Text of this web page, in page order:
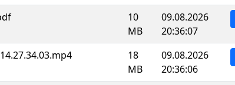
10
MB
09.08.2026
20:36:07
18
MB
09.08.2026
20:36:06